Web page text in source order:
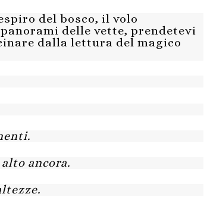
del bosco, il volo
delle vette, prendetevi
dalla lettura del magico
ancora.